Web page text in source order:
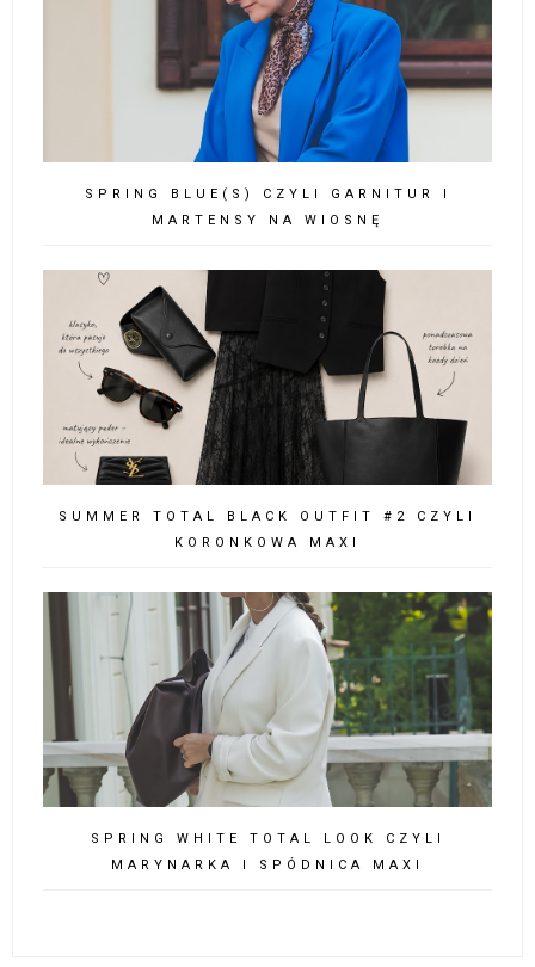
SPRING BLUE(S) CZYLI GARNITUR I
MARTENSY NA WIOSNĘ
SUMMER TOTAL BLACK OUTFIT #2 CZYLI
KORONKOWA MAXI
SPRING WHITE TOTAL LOOK CZYLI
MARYNARKA I SPÓDNICA MAXI